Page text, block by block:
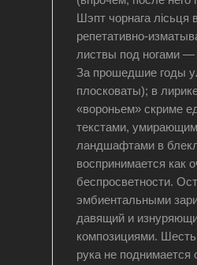
Шэпт чорнага лісьця
репетативно-
листвы под ногами —
За прошедшие годы
плосковаты); в
«вороньем» скриме
текстами,
ландшафтами в
воспринимается как
беспросветности.
эмбиентальными
давящий и
композициями.
рука не поднимается